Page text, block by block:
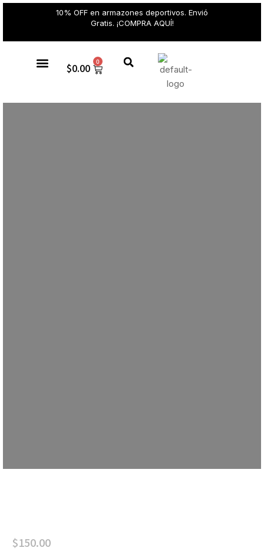
10% OFF en armazones deportivos. Envió
Gratis. ¡COMPRA AQUÍ!
$0.00 0
$150.00